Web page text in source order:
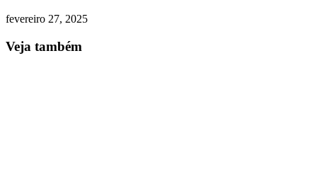
fevereiro 27, 2025
Veja também